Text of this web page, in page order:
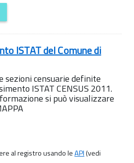
ISTAT del Comune di
sezioni censuarie definite
ISTAT CENSUS 2011.
si può visualizzare
al registro usando leAPI(vedi